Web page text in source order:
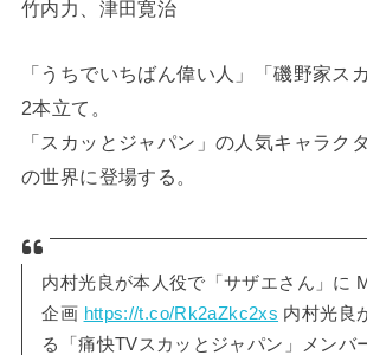
竹内力、津田寛治
「うちでいちばん偉い人」「磯野家ス
2本立て。
「スカッとジャパン」の人気キャラク
の世界に登場する。
内村光良が本人役で「サザエさん」に
企画 https://t.co/Rk2aZkc2xs 内村光良
る「痛快TVスカッとジャパン」メンバ